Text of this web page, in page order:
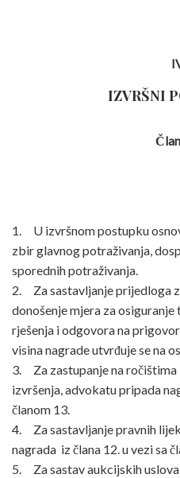
IZVRŠNI
1. U izvršnom postupku
zbir glavnog potraživanja,
sporednih potraživanja.
2. Za sastavljanje prijedloga
donošenje mjera za
rješenja i odgovora na
visina nagrade utvrđuje se na
3. Za zastupanje na ročištima
izvršenja, advokatu pripada
članom 13.
4. Za sastavljanje pravnih
nagrada iz člana 12. u vezi sa
5. Za sastav aukcijskih